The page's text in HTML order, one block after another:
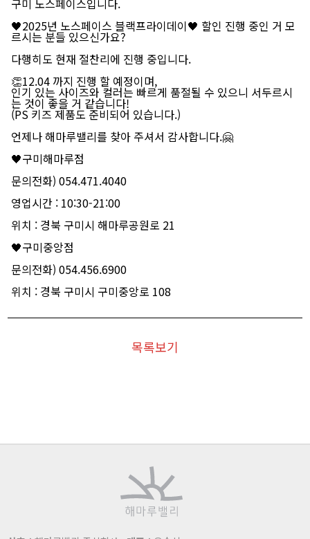
구미 노스페이스입니다.
🖤2025년 노스페이스 블랙프라이데이🖤 할인 진행 중인 거 모
르시는 분들 있으신가요?
다행히도 현재 절찬리에 진행 중입니다.
👏12.04 까지 진행 할 예정이며,
인기 있는 사이즈와 컬러는 빠르게 품절될 수 있으니 서두르시
는 것이 좋을 거 같습니다!
(PS 키즈 제품도 준비되어 있습니다.)
언제나 해마루밸리를 찾아 주셔서 감사합니다.🤗
🖤구미해마루점
문의전화) 054.471.4040
영업시간 : 10:30-21:00
위치 : 경북 구미시 해마루공원로 21
🖤구미중앙점
문의전화) 054.456.6900
위치 : 경북 구미시 구미중앙로 108
목록보기